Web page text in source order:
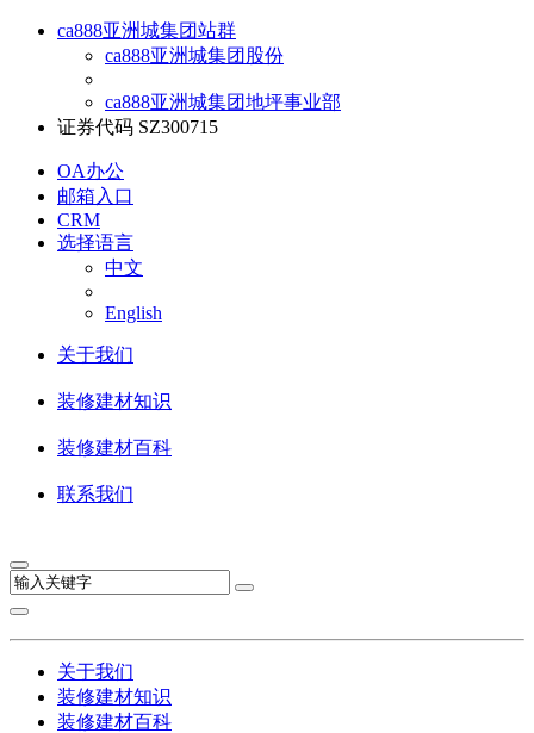
ca888亚洲城集团站群
ca888亚洲城集团股份
ca888亚洲城集团地坪事业部
证券代码 SZ300715
OA办公
邮箱入口
CRM
选择语言
中文
English
关于我们
装修建材知识
装修建材百科
联系我们
关于我们
装修建材知识
装修建材百科